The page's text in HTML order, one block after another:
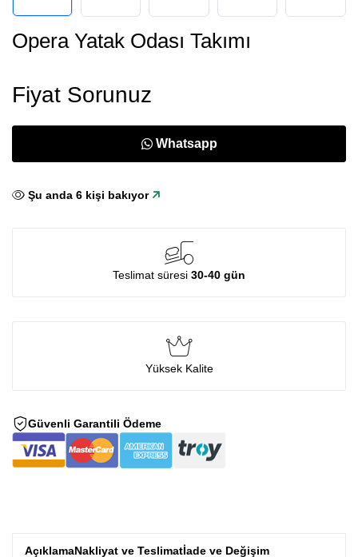
Opera Yatak Odası Takımı
Fiyat Sorunuz
Whatsapp
Şu anda 6 kişi bakıyor
Teslimat süresi 30-40 gün
Yüksek Kalite
Güvenli Garantili Ödeme
AçıklamaNakliyat ve Teslimatİade ve Değişim